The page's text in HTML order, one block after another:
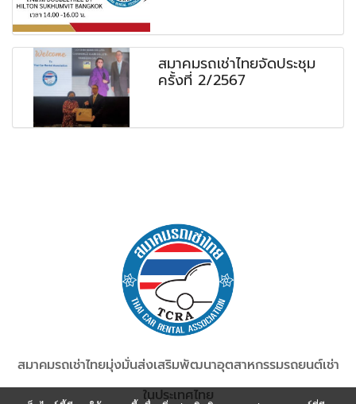
สมาคมรถเช่าไทยจัดประชุม
ครั้งที่ 2/2567
สมาคมรถเช่าไทยมุ่งมั่นส่งเสริมพัฒนาอุตสาหกรรมรถยนต์เช่า
ในประเทศไทย